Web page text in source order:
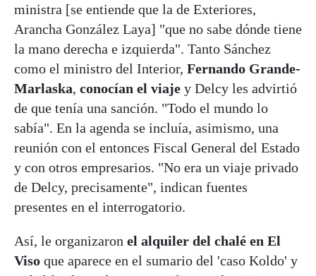
ministra [se entiende que la de Exteriores,
Arancha González Laya] "que no sabe dónde tiene
la mano derecha e izquierda". Tanto Sánchez
como el ministro del Interior, Fernando Grande-
Marlaska, conocían el viaje y Delcy les advirtió
de que tenía una sanción. "Todo el mundo lo
sabía". En la agenda se incluía, asimismo, una
reunión con el entonces Fiscal General del Estado
y con otros empresarios. "No era un viaje privado
de Delcy, precisamente", indican fuentes
presentes en el interrogatorio.
Así, le organizaron el alquiler del chalé en El
Viso que aparece en el sumario del 'caso Koldo' y